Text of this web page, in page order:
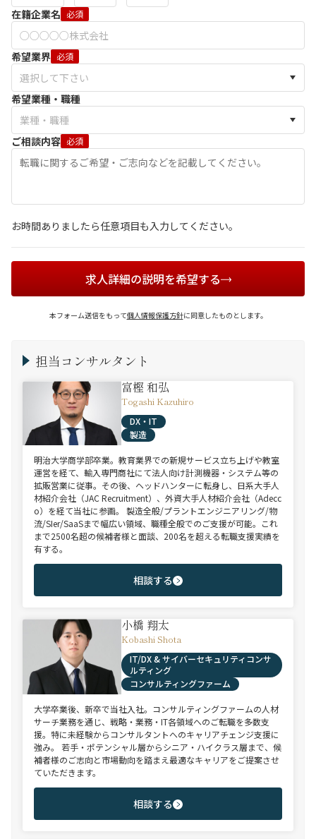
在籍企業名 必須
希望業界 必須
希望業種・職種
ご相談内容 必須
お時間ありましたら任意項目も入力してください。
求人詳細の説明を希望する
本フォーム送信をもって個人情報保護方針に同意したものとします。
担当コンサルタント
富樫 和弘
Togashi Kazuhiro
DX・IT
製造
明治大学商学部卒業。教育業界での新規サービス立ち上げや教室
運営を経て、輸入専門商社にて法人向け計測機器・システム等の
拡販営業に従事。その後、ヘッドハンターに転身し、日系大手人
材紹介会社（JAC Recruitment）、外資大手人材紹介会社（Adecc
o）を経て当社に参画。 製造全般/プラントエンジニアリング/物
流/SIer/SaaSまで幅広い領域、職種全般でのご支援が可能。これ
まで2500名超の候補者様と面談、200名を超える転職支援実績を
有する。
相談する
小橋 翔太
Kobashi Shota
IT/DX & サイバーセキュリティコンサ
ルティング
コンサルティングファーム
大学卒業後、新卒で当社入社。コンサルティングファームの人材
サーチ業務を通じ、戦略・業務・IT各領域へのご転職を多数支
援。特に未経験からコンサルタントへのキャリアチェンジ支援に
強み。 若手・ポテンシャル層からシニア・ハイクラス層まで、候
補者様のご志向と市場動向を踏まえ最適なキャリアをご提案させ
ていただきます。
相談する